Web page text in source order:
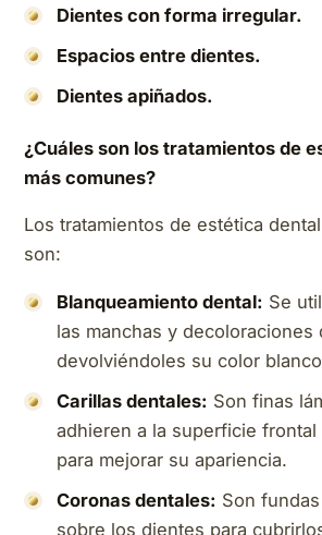
Dientes con forma irregular.
Espacios entre dientes.
Dientes apiñados.
¿Cuáles son los tratamientos de
más comunes?
Los tratamientos de estética
son:
Blanqueamiento dental: Se
las manchas y decoloraciones
devolviéndoles su color
Carillas dentales: Son finas
adhieren a la superficie
para mejorar su apariencia.
Coronas dentales: Son
sobre los dientes para